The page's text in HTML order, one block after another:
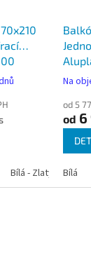
Bílá - Zlatý dub
Na
od 5
od 6
Bílá